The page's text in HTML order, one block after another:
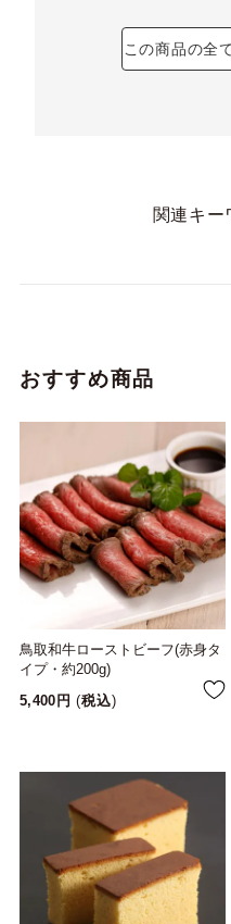
この商品の全
関連キー
おすすめ商品
鳥取和牛ローストビーフ(赤身タ
イプ・約200g)
5,400
税込